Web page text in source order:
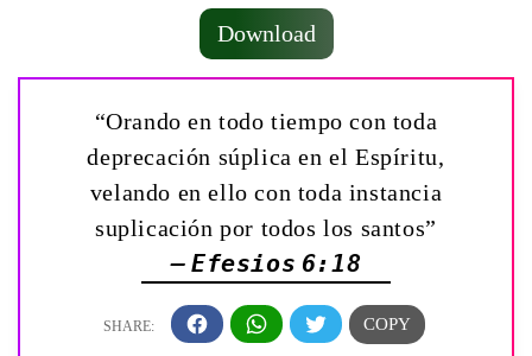
Download
“Orando en todo tiempo con toda
deprecación súplica en el Espíritu,
velando en ello con toda instancia
suplicación por todos los santos”
— Efesios 6:18